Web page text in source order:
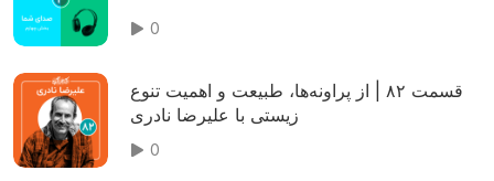
0
قسمت ۸۲ | از پراونه‌ها، طبیعت و اهمیت تنوع
زیستی با علیرضا نادری
0